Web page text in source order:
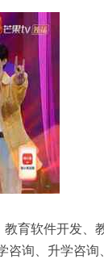
育软件开发
询、升学咨